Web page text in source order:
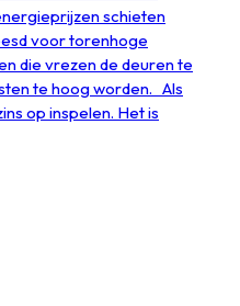
schieten
voor torenhoge
die vrezen de deuren te
te hoog worden. Als
op inspelen. Het is